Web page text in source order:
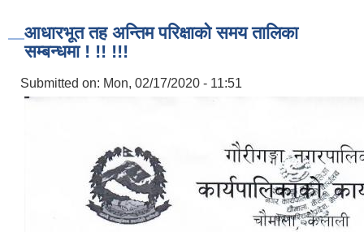
आधारभूत तह अन्तिम परिक्षाको समय तालिका
सम्बन्धमा ! !! !!!
Submitted on: Mon, 02/17/2020 - 11:51